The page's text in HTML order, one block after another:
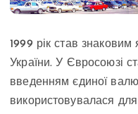
1999 рік став
України. У Євросоюзі
введенням єдиної
використовувалася для